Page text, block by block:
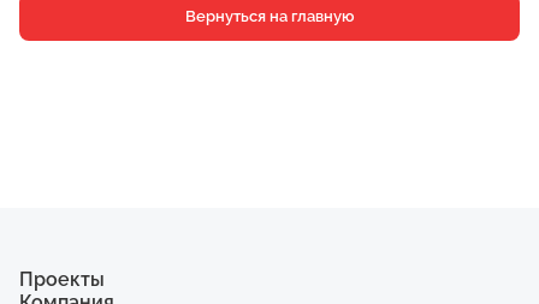
Кладовые
Вернуться на главную
Проекты